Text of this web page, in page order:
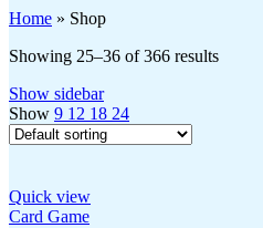
Home » Shop
Showing 25–36 of 366 results
Show sidebar
Show 9 12 18 24
Quick view
Card Game